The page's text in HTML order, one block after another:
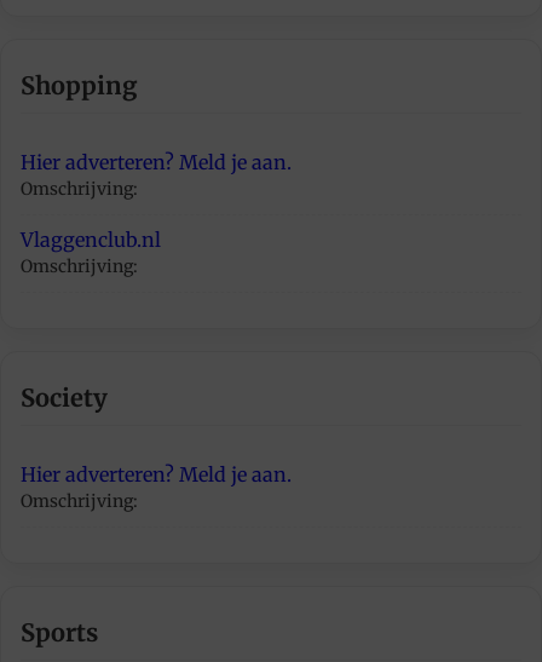
Shopping
Hier adverteren? Meld je aan.
Omschrijving:
Vlaggenclub.nl
Omschrijving:
Society
Hier adverteren? Meld je aan.
Omschrijving:
Sports